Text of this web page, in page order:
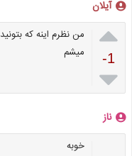
آیلان

-1

من نظرم اینه که
میشم
ناز
خوبه